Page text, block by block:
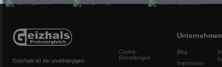
Geizhals ist ein unabhängiges
Cookie-
Einstellungen
Unternehmen
Blog
Impressum